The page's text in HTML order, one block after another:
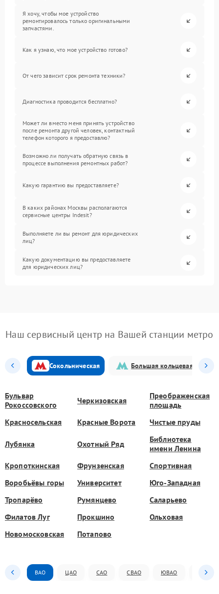
Я хочу, чтобы мое устройство
ремонтировалось только оригинальными
запчастями.
Как я узнаю, что мое устройство готово?
От чего зависит срок ремонта техники?
Диагностика проводится бесплатно?
Может ли вместо меня принять устройство
после ремонта другой человек, контактный
телефон которого я предоставлю?
Возможно ли получать обратную связь в
процессе выполнения ремонтных работ?
Какую гарантию вы предоставляете?
В каких районах Москвы располагаются
сервисные центры Indesit?
Выполняете ли вы ремонт для юридических
лиц?
Какую документацию вы предоставляете
для юридических лиц?
Наш сервисный центр на Вашей станции метро
Сокольническая Большая кольцевая
Бульвар
Рокоссовского
Черкизовская
Преображенская
площадь
Красносельская
Красные Ворота Чистые пруды
Лубянка Охотный Ряд
Библиотека
имени Ленина
Кропоткинская
Фрунзенская
Спортивная
Воробьёвы горы
Университет
Юго-Западная
Тропарёво
Румянцево
Саларьево
Филатов Луг
Прокшино
Ольховая
Новомосковская
Потапово
ВАО ЦАО САО СВАО ЮВАО ЮАО